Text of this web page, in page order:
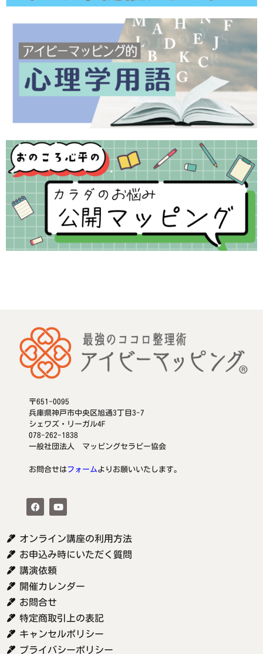
〒651-0095
兵庫県神戸市中央区旭通3丁目3-7
シェワズ・リーガル4F
078-262-1838
一般社団法人 マッピングセラピー協会
お問合せはフォームよりお願いいたします。
オンライン講座の利用方法
お申込み時にいただく質問
講演依頼
開催カレンダー
お問合せ
特定商取引上の表記
キャンセルポリシー
プライバシーポリシー